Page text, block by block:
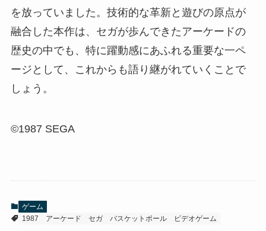
を放っていました。技術的な革新と遊びの原点が
融合した本作は、セガが歩んできたアーケードの
歴史の中でも、特に躍動感にあふれる重要な一ペ
ージとして、これからも語り継がれていくことで
しょう。
©1987 SEGA
ゲーム
1987
アーケード セガ バスケットボール ビデオゲーム